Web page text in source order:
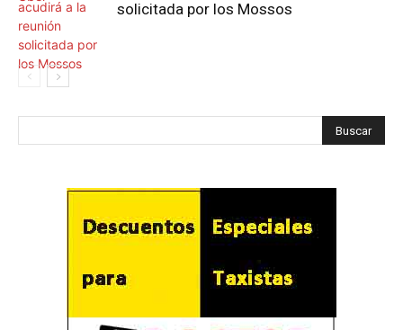
solicitada por los Mossos